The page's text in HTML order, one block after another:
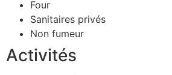
Four
Sanitaires privés
Non fumeur
Activités